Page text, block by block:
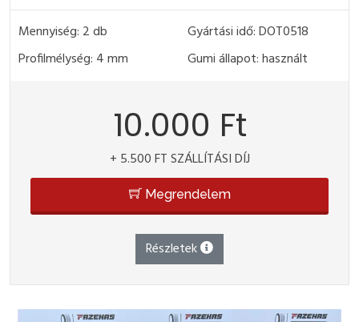
Mennyiség: 2 db
Gyártási idő: DOT0518
Profilmélység: 4 mm
Gumi állapot: használt
10.000 Ft
+ 5.500 FT SZÁLLÍTÁSI DÍJ
Megrendelem
Részletek